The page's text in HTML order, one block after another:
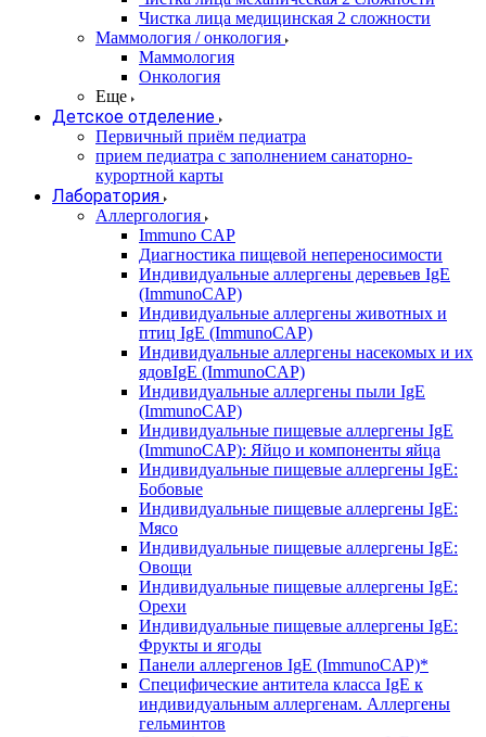
Чистка лица медицинская 2 сложности
Маммология / онкология
Маммология
Онкология
Еще
Детское отделение
Первичный приём педиатра
прием педиатра с заполнением санаторно-
курортной карты
Лаборатория
Аллергология
Immuno CAP
Диагностика пищевой непереносимости
Индивидуальные аллергены деревьев IgE
(ImmunoCAP)
Индивидуальные аллергены животных и
птиц IgE (ImmunoCAP)
Индивидуальные аллергены насекомых и их
ядовIgE (ImmunoCAP)
Индивидуальные аллергены пыли IgE
(ImmunoCAP)
Индивидуальные пищевые аллергены IgE
(ImmunoCAP): Яйцо и компоненты яйца
Индивидуальные пищевые аллергены IgE:
Бобовые
Индивидуальные пищевые аллергены IgE:
Мясо
Индивидуальные пищевые аллергены IgE:
Овощи
Индивидуальные пищевые аллергены IgE:
Орехи
Индивидуальные пищевые аллергены IgE:
Фрукты и ягоды
Панели аллергенов IgE (ImmunoCAP)*
Специфические антитела класса IgE к
индивидуальным аллергенам. Аллергены
гельминтов